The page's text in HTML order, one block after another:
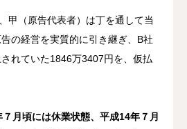
（原告代表者）は丁を通して当
の経営を実質的に引き継ぎ、B社
れていた1846万3407円を、仮払
月頃には休業状態、平成14年７月